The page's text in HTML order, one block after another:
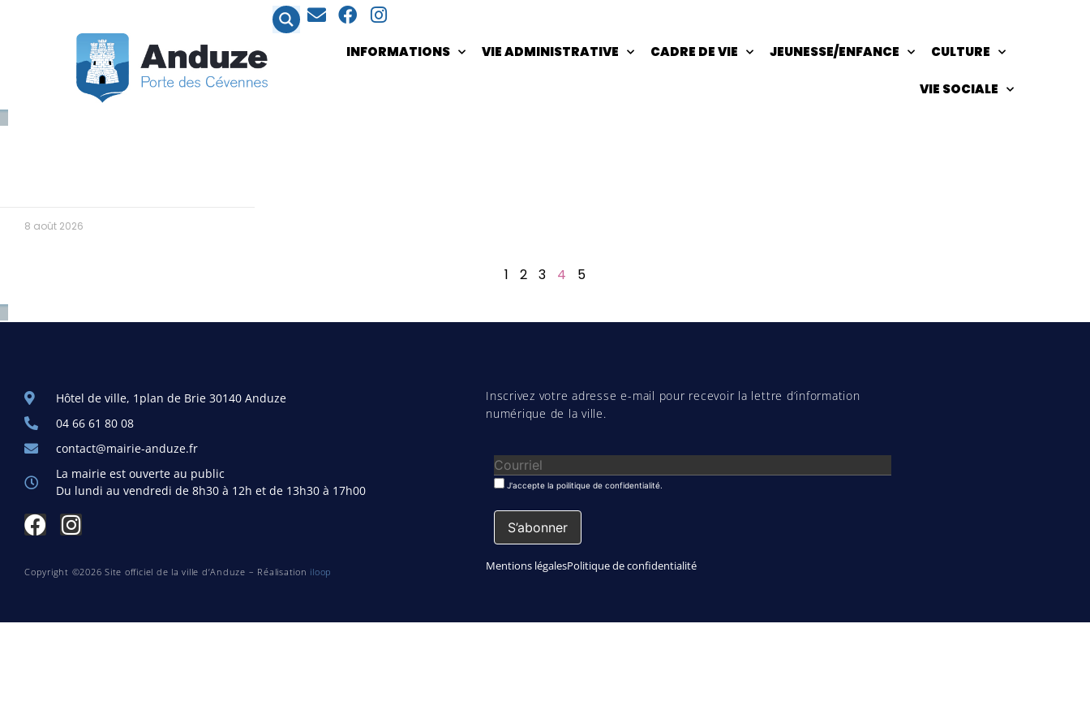
INFORMATIONS VIE ADMINISTRATIVE CADRE DE VIE JEUNESSE/ENFANCE CULTURE
VIE SOCIALE
8 août 2026
1 2 3 4 5
Hôtel de ville, 1plan de Brie 30140 Anduze
04 66 61 80 08
contact@mairie-anduze.fr
La mairie est ouverte au public
Du lundi au vendredi de 8h30 à 12h et de 13h30 à 17h00
Copyright ©2026 Site officiel de la ville d’Anduze – Réalisation iloop
Inscrivez votre adresse e-mail pour recevoir la lettre d’information
numérique de la ville.
J'accepte la poilitique de confidentialité.
Mentions légalesPolitique de confidentialité